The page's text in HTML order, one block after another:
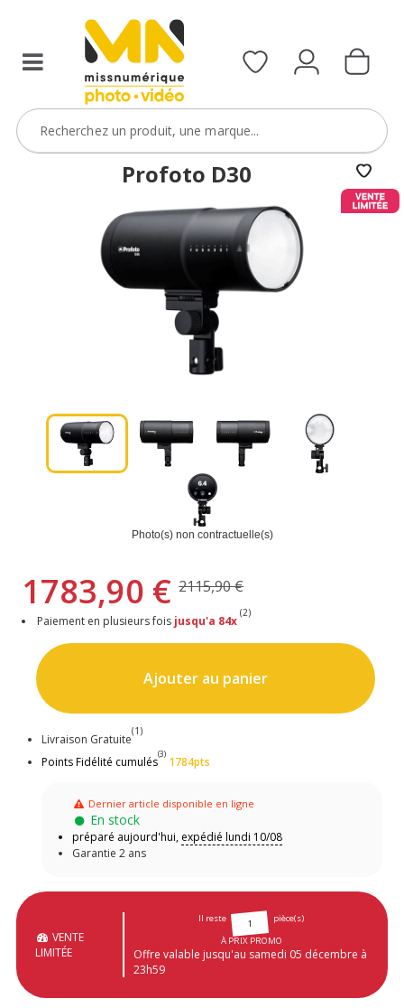
Profoto D30
Photo(s) non contractuelle(s)
1783,90 € 2115,90 €
Paiement en plusieurs fois jusqu'a 84x
(2)
Ajouter au panier
Livraison Gratuite
(1)
Points Fidélité cumulés
(3)
1784pts
Dernier article disponible en ligne
En stock
préparé aujourd'hui, expédié lundi 10/08
Garantie 2 ans
VENTE
LIMITÉE
Il reste 1
pièce(s)
À PRIX PROMO
Offre valable jusqu'au samedi 05 décembre à
23h59